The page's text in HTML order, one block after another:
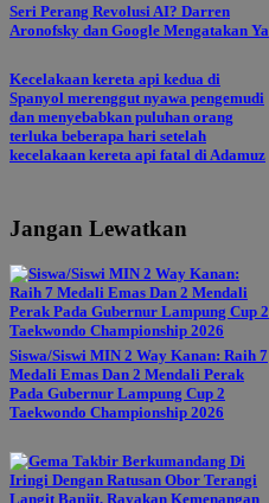
Seri Perang Revolusi AI? Darren
Aronofsky dan Google Mengatakan Ya
Kecelakaan kereta api kedua di
Spanyol merenggut nyawa pengemudi
dan menyebabkan puluhan orang
terluka beberapa hari setelah
kecelakaan kereta api fatal di Adamuz
Jangan Lewatkan
Siswa/Siswi MIN 2 Way Kanan: Raih 7
Medali Emas Dan 2 Mendali Perak
Pada Gubernur Lampung Cup 2
Taekwondo Championship 2026